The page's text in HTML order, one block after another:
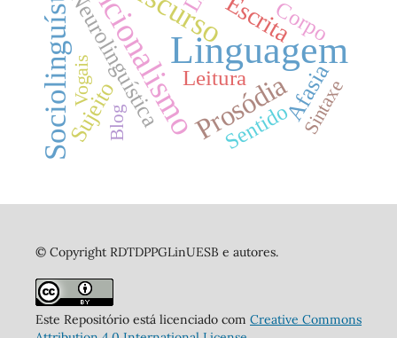
Linguagem
Funcionalismo
Sociolinguística Prosódia
Escrita
Neurolinguística
Sujeito Afasia
Leitura
Sentido
Corpo
Vogais Sintaxe
Blog
© Copyright RDTDPPGLinUESB e autores.
Este Repositório está licenciado comCreative Commons